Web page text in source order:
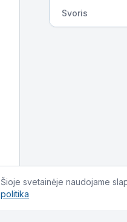
Svoris
Šioje svetainėje naudojame
politika